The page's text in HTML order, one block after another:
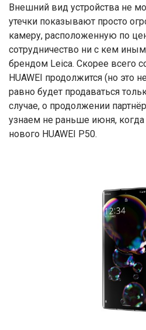
Внешний вид устройства не
утечки показывают просто
камеру, расположенную по
сотрудничество ни с кем
брендом Leica. Скорее всего
HUAWEI продолжится (но это
равно будет продаваться
случае, о продолжении
узнаем не раньше июня, когда
нового HUAWEI P50.